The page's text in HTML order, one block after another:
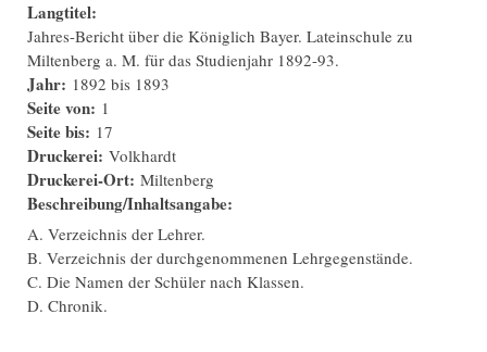
Langtitel:
Jahres-Bericht über die Königlich Bayer. Lateinschule zu
Miltenberg a. M. für das Studienjahr 1892-93.
Jahr: 1892 bis 1893
Seite von: 1
Seite bis: 17
Druckerei: Volkhardt
Druckerei-Ort: Miltenberg
Beschreibung/Inhaltsangabe:
A. Verzeichnis der Lehrer.
B. Verzeichnis der durchgenommenen Lehrgegenstände.
C. Die Namen der Schüler nach Klassen.
D. Chronik.